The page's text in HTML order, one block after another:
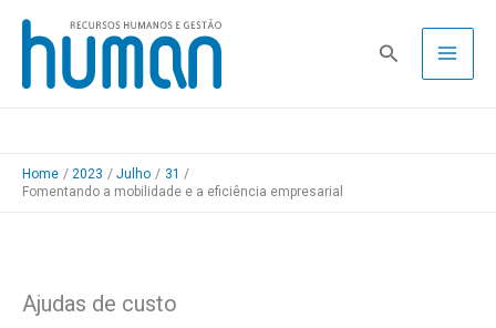
Skip
content
Pesquisa
Home 2023 Julho
31
Fomentando a mobilidade e a eficiência empresarial
Ajudas de custo